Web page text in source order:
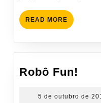
READ MORE READ
MORE
Robô Fun!
5 de outubro de